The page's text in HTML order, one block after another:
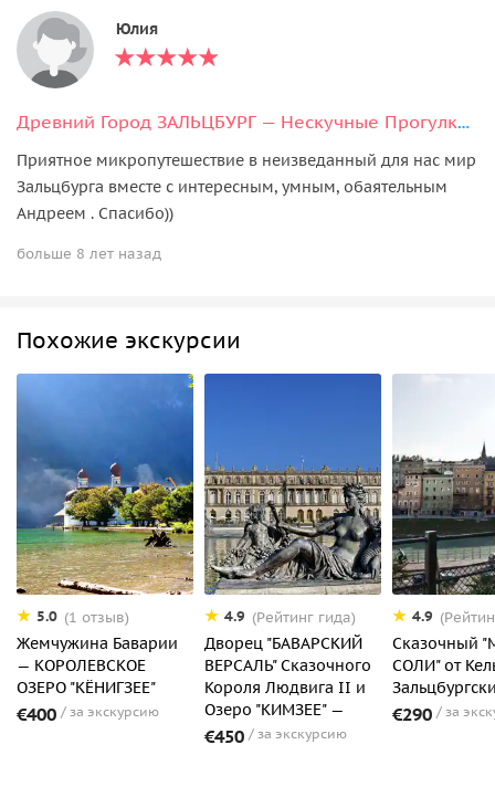
Юлия
Древний Город ЗАЛЬЦБУРГ — Нескучные Прогулки по Сцене Мира
Приятное микропутешествие в неизведанный для нас мир
Зальцбурга вместе с интересным, умным, обаятельным
Андреем . Спасибо))
больше 8 лет назад
Похожие экскурсии
5.0 (1 отзыв)
Жемчужина Баварии
— КОРОЛЕВСКОЕ
ОЗЕРО "КЁНИГЗЕЕ"
€400 за экскурсию
4.9 (Рейтинг гида)
Дворец "БАВАРСКИЙ
ВЕРСАЛЬ" Сказочного
Короля Людвига II и
Озеро "КИМЗЕЕ" —
€450 за экскурсию
4.9
Сказочный
СОЛИ" от
€290 за